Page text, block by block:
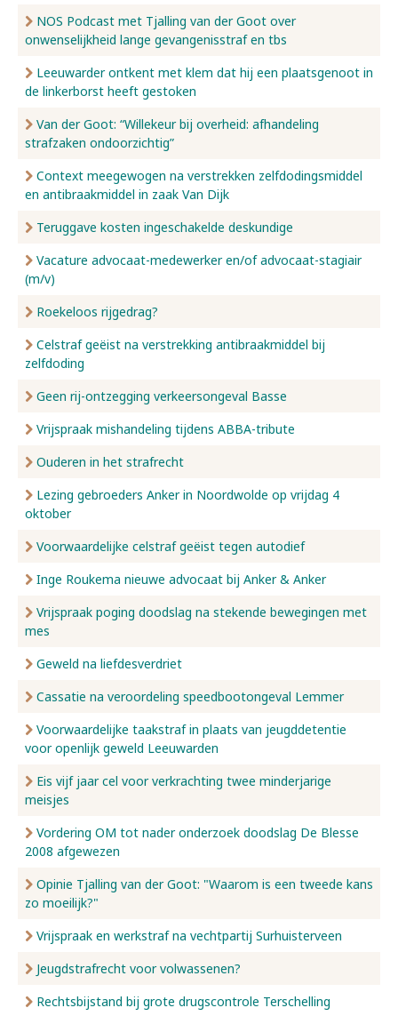
NOS Podcast met Tjalling van der Goot over
onwenselijkheid lange gevangenisstraf en tbs
Leeuwarder ontkent met klem dat hij een plaatsgenoot in
de linkerborst heeft gestoken
Van der Goot: “Willekeur bij overheid: afhandeling
strafzaken ondoorzichtig”
Context meegewogen na verstrekken zelfdodingsmiddel
en antibraakmiddel in zaak Van Dijk
Teruggave kosten ingeschakelde deskundige
Vacature advocaat-medewerker en/of advocaat-stagiair
(m/v)
Roekeloos rijgedrag?
Celstraf geëist na verstrekking antibraakmiddel bij
zelfdoding
Geen rij-ontzegging verkeersongeval Basse
Vrijspraak mishandeling tijdens ABBA-tribute
Ouderen in het strafrecht
Lezing gebroeders Anker in Noordwolde op vrijdag 4
oktober
Voorwaardelijke celstraf geëist tegen autodief
Inge Roukema nieuwe advocaat bij Anker & Anker
Vrijspraak poging doodslag na stekende bewegingen met
mes
Geweld na liefdesverdriet
Cassatie na veroordeling speedbootongeval Lemmer
Voorwaardelijke taakstraf in plaats van jeugddetentie
voor openlijk geweld Leeuwarden
Eis vijf jaar cel voor verkrachting twee minderjarige
meisjes
Vordering OM tot nader onderzoek doodslag De Blesse
2008 afgewezen
Opinie Tjalling van der Goot: "Waarom is een tweede kans
zo moeilijk?"
Vrijspraak en werkstraf na vechtpartij Surhuisterveen
Jeugdstrafrecht voor volwassenen?
Rechtsbijstand bij grote drugscontrole Terschelling